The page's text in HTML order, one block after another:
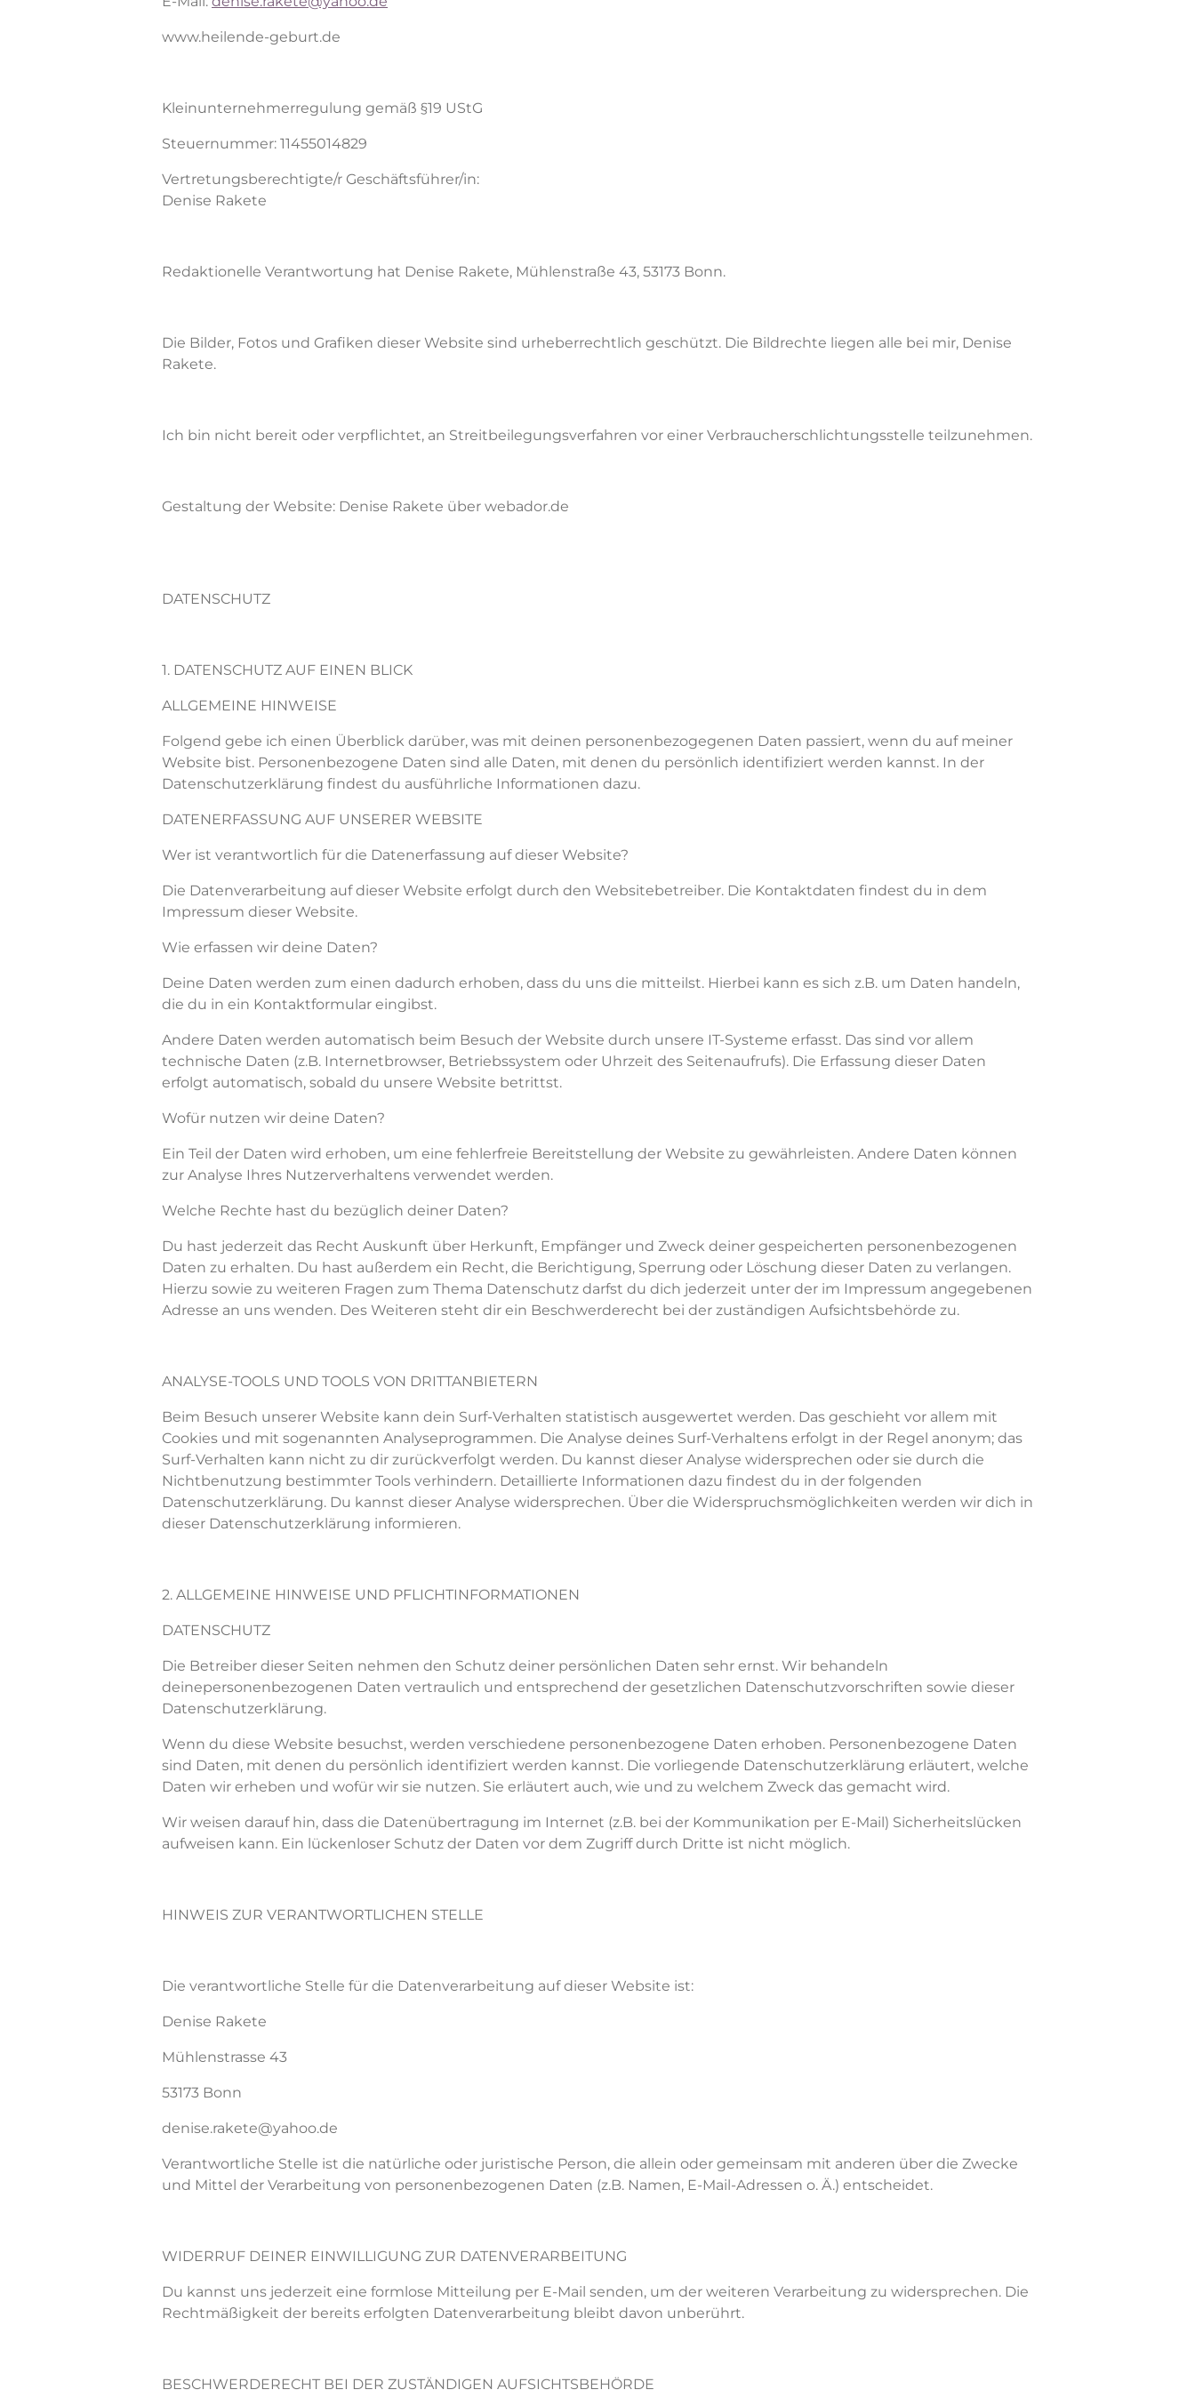
www.heilende-geburt.de
Kleinunternehmerregulung gemäß §19 UStG
Steuernummer: 11455014829
Vertretungsberechtigte/r Geschäftsführer/in:
Denise Rakete
Redaktionelle Verantwortung hat Denise Rakete, Mühlenstraße 43, 53173 Bonn.
Die Bilder, Fotos und Grafiken dieser Website sind urheberrechtlich geschützt. Die Bildrechte liegen alle bei mir, Denise
Rakete.
Ich bin nicht bereit oder verpflichtet, an Streitbeilegungsverfahren vor einer Verbraucherschlichtungsstelle teilzunehmen.
Gestaltung der Website: Denise Rakete über webador.de
DATENSCHUTZ
1. DATENSCHUTZ AUF EINEN BLICK
ALLGEMEINE HINWEISE
Folgend gebe ich einen Überblick darüber, was mit deinen personenbezogegenen Daten passiert, wenn du auf meiner
Website bist. Personenbezogene Daten sind alle Daten, mit denen du persönlich identifiziert werden kannst. In der
Datenschutzerklärung findest du ausführliche Informationen dazu.
DATENERFASSUNG AUF UNSERER WEBSITE
Wer ist verantwortlich für die Datenerfassung auf dieser Website?
Die Datenverarbeitung auf dieser Website erfolgt durch den Websitebetreiber. Die Kontaktdaten findest du in dem
Impressum dieser Website.
Wie erfassen wir deine Daten?
Deine Daten werden zum einen dadurch erhoben, dass du uns die mitteilst. Hierbei kann es sich z.B. um Daten handeln,
die du in ein Kontaktformular eingibst.
Andere Daten werden automatisch beim Besuch der Website durch unsere IT-Systeme erfasst. Das sind vor allem
technische Daten (z.B. Internetbrowser, Betriebssystem oder Uhrzeit des Seitenaufrufs). Die Erfassung dieser Daten
erfolgt automatisch, sobald du unsere Website betrittst.
Wofür nutzen wir deine Daten?
Ein Teil der Daten wird erhoben, um eine fehlerfreie Bereitstellung der Website zu gewährleisten. Andere Daten können
zur Analyse Ihres Nutzerverhaltens verwendet werden.
Welche Rechte hast du bezüglich deiner Daten?
Du hast jederzeit das Recht Auskunft über Herkunft, Empfänger und Zweck deiner gespeicherten personenbezogenen
Daten zu erhalten. Du hast außerdem ein Recht, die Berichtigung, Sperrung oder Löschung dieser Daten zu verlangen.
Hierzu sowie zu weiteren Fragen zum Thema Datenschutz darfst du dich jederzeit unter der im Impressum angegebenen
Adresse an uns wenden. Des Weiteren steht dir ein Beschwerderecht bei der zuständigen Aufsichtsbehörde zu.
ANALYSE-TOOLS UND TOOLS VON DRITTANBIETERN
Beim Besuch unserer Website kann dein Surf-Verhalten statistisch ausgewertet werden. Das geschieht vor allem mit
Cookies und mit sogenannten Analyseprogrammen. Die Analyse deines Surf-Verhaltens erfolgt in der Regel anonym; das
Surf-Verhalten kann nicht zu dir zurückverfolgt werden. Du kannst dieser Analyse widersprechen oder sie durch die
Nichtbenutzung bestimmter Tools verhindern. Detaillierte Informationen dazu findest du in der folgenden
Datenschutzerklärung. Du kannst dieser Analyse widersprechen. Über die Widerspruchsmöglichkeiten werden wir dich in
dieser Datenschutzerklärung informieren.
2. ALLGEMEINE HINWEISE UND PFLICHTINFORMATIONEN
DATENSCHUTZ
Die Betreiber dieser Seiten nehmen den Schutz deiner persönlichen Daten sehr ernst. Wir behandeln
deinepersonenbezogenen Daten vertraulich und entsprechend der gesetzlichen Datenschutzvorschriften sowie dieser
Datenschutzerklärung.
Wenn du diese Website besuchst, werden verschiedene personenbezogene Daten erhoben. Personenbezogene Daten
sind Daten, mit denen du persönlich identifiziert werden kannst. Die vorliegende Datenschutzerklärung erläutert, welche
Daten wir erheben und wofür wir sie nutzen. Sie erläutert auch, wie und zu welchem Zweck das gemacht wird.
Wir weisen darauf hin, dass die Datenübertragung im Internet (z.B. bei der Kommunikation per E-Mail) Sicherheitslücken
aufweisen kann. Ein lückenloser Schutz der Daten vor dem Zugriff durch Dritte ist nicht möglich.
HINWEIS ZUR VERANTWORTLICHEN STELLE
Die verantwortliche Stelle für die Datenverarbeitung auf dieser Website ist:
Denise Rakete
Mühlenstrasse 43
53173 Bonn
denise.rakete@yahoo.de
Verantwortliche Stelle ist die natürliche oder juristische Person, die allein oder gemeinsam mit anderen über die Zwecke
und Mittel der Verarbeitung von personenbezogenen Daten (z.B. Namen, E-Mail-Adressen o. Ä.) entscheidet.
WIDERRUF DEINER EINWILLIGUNG ZUR DATENVERARBEITUNG
Du kannst uns jederzeit eine formlose Mitteilung per E-Mail senden, um der weiteren Verarbeitung zu widersprechen. Die
Rechtmäßigkeit der bereits erfolgten Datenverarbeitung bleibt davon unberührt.
BESCHWERDERECHT BEI DER ZUSTÄNDIGEN AUFSICHTSBEHÖRDE